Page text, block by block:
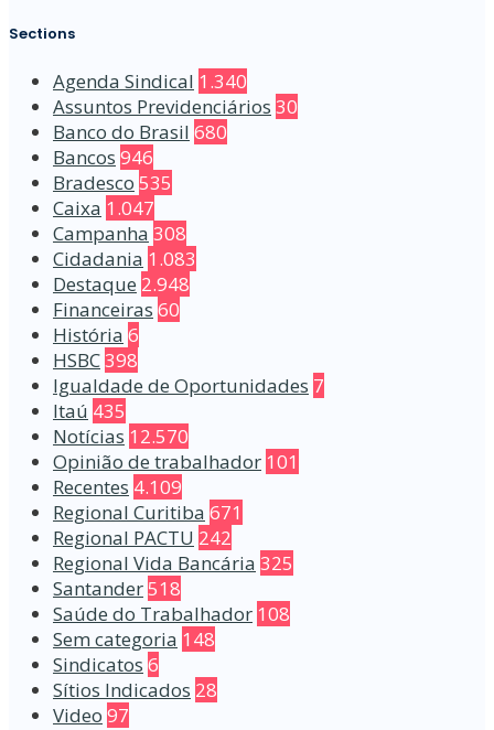
Sections
Agenda Sindical 1.340
Assuntos Previdenciários 30
Banco do Brasil 680
Bancos 946
Bradesco 535
Caixa 1.047
Campanha 308
Cidadania 1.083
Destaque 2.948
Financeiras 60
História 6
HSBC398
Igualdade de Oportunidades 7
Itaú 435
Notícias 12.570
Opinião de trabalhador 101
Recentes 4.109
Regional Curitiba 671
Regional PACTU 242
Regional Vida Bancária 325
Santander518
Saúde do Trabalhador 108
Sem categoria 148
Sindicatos 6
Sítios Indicados 28
Video 97